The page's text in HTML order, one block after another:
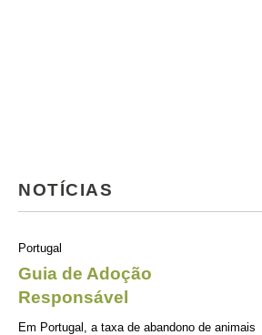
NOTÍCIAS
Portugal
Guia de Adoção
Responsável
Em Portugal, a taxa de abandono de animais